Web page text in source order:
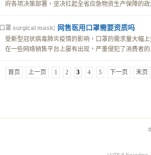
府各项决策部署，坚决扛起全省应急物资生产保障的政
口罩 surgical mask] 网售医用口罩需要资质吗
受新型冠状病毒肺炎疫情的影响，口罩的需求量大幅
在一些网络销售平台上屡有出现，严重侵犯了消费者的
首页 上一页 1 2 3 4 5 下一页 末页